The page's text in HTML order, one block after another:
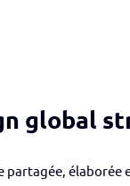
global
partagée, élaborée